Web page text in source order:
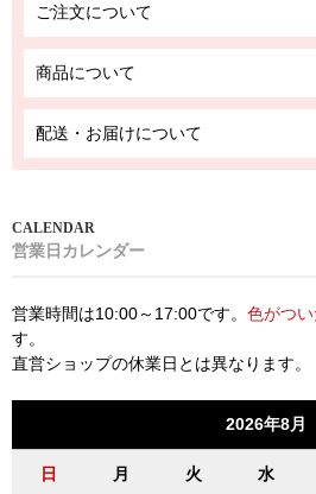
ご注文について
商品について
配送・お届けについて
営業日カレンダー
営業時間は10:00～17:00です。 色がつ
す。
直営ショップの休業日とは異なります。
2026年8月
日 月 火 水